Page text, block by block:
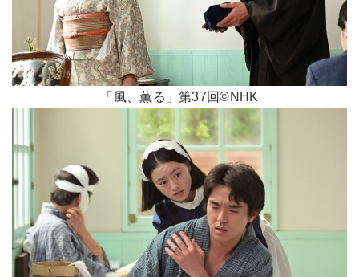
「風、薫る」第37回©NHK